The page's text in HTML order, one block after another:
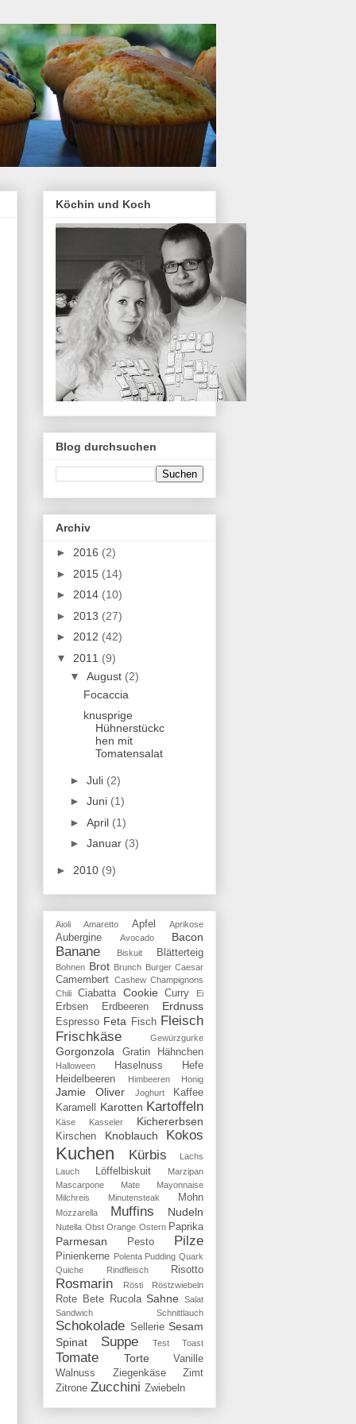
Köchin und Koch
Blog durchsuchen
Archiv
► 2016 (2)
► 2015 (14)
► 2014 (10)
► 2013 (27)
► 2012 (42)
▼ 2011 (9)
▼ August (2)
Focaccia
knusprige
Hühnerstückc
hen mit
Tomatensalat
► Juli (2)
► Juni (1)
► April (1)
► Januar (3)
► 2010 (9)
Aioli Amaretto Apfel Aprikose
Aubergine Avocado Bacon
Banane Biskuit Blätterteig
Bohnen Brot Brunch Burger Caesar
Camembert Cashew Champignons
Chili
Ciabatta Cookie Curry Ei
Erbsen Erdbeeren Erdnuss
Espresso Feta Fisch Fleisch
Frischkäse
Gewürzgurke
Gorgonzola Gratin Hähnchen
Halloween Haselnuss
Hefe
Heidelbeeren
Himbeeren Honig
Jamie Oliver Joghurt
Kaffee
Karamell
Karotten Kartoffeln
Käse Kasseler Kichererbsen
Kirschen Knoblauch Kokos
Kuchen Kürbis
Lachs
Lauch
Löffelbiskuit
Marzipan
Mascarpone
Mate
Mayonnaise
Milchreis
Minutensteak Mohn
Mozzarella Muffins Nudeln
Nutella Obst Orange Ostern Paprika
Parmesan Pesto Pilze
Pinienkerne Polenta Pudding Quark
Quiche
Rindfleisch Risotto
Rosmarin Rösti Röstzwiebeln
Rote Bete Rucola Sahne
Salat
Sandwich
Schnittlauch
Schokolade Sellerie Sesam
Spinat
Suppe Test Toast
Tomate Torte
Vanille
Walnuss
Ziegenkäse
Zimt
Zitrone Zucchini Zwiebeln